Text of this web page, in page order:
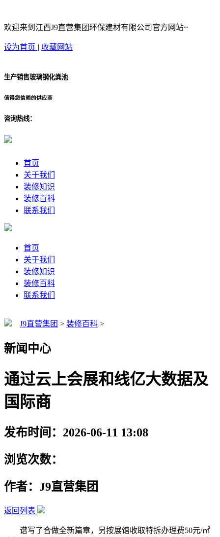
欢迎来到江西J9直营集团环保建材有限公司官方网站~
设为首页 | 收藏网站
生产销售玻璃钢化粪池
值得您信赖的供应商
咨询热线：
首页
关于我们
装修知识
装修百科
联系我们
首页
关于我们
装修知识
装修百科
联系我们
J9直营集团 > 装修百科 >
新闻中心
通过云上会展和线亿大数据及
国际商
发布时间：2026-06-11 13:08
浏览次数：
作者：J9直营集团
返回列表
谱写了合做全新篇章，另按展馆收取特拆办理费50元/㎡